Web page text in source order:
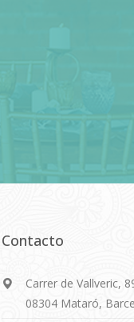
Contacto
Carrer de Vallveric,
08304 Mataró,